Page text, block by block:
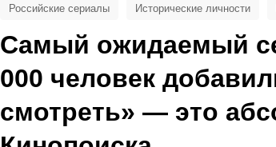
Самый ожидаемый
000 человек
смотреть» — это
Российские сериалы Исторические личности